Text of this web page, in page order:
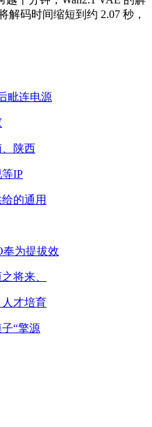
解码时间缩短到约 2.07 秒，
毗连电源
陕西
IP
的通用
奉为提拔效
将来、
才培育
“擎源